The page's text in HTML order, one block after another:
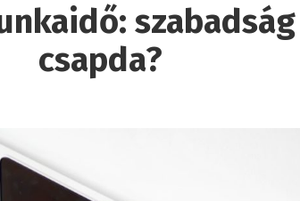
csapda?